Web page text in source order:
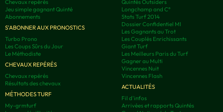
Chevaux repérés
Jeu simple gagnant Quinté
Abonnements
S'ABONNER AUX PRONOSTICS
Turbo Prono
Les Coups Sûrs du Jour
Le Méthodiste
CHEVAUX REPÉRÉS
Chevaux repérés
Résultats des chevaux
MÉTHODES TURF
My-grmturf
Quintés Outsiders
Longchamp and C°
Stats Turf 2014
Dossier Confidentiel MI
Les Gagnants au Trot
Les Couplés Enrichissants
Giant Turf
Les Meilleurs Paris du Turf
Gagner au Multi
Vincennes Nuit
Vincennes Flash
ACTUALITÉS
Fil d'infos
Arrivées et rapports Quintés